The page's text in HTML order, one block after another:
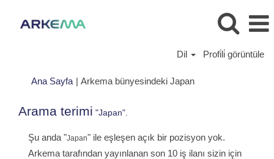
Dil Profi̇li̇ görüntüle
Ana Sayfa | Arkema bünyesindeki Japan(mevcut
Arama terimi "Japan".
Şu anda "Japan" ile eşleşen açık bir pozisyon yok.
Arkema tarafından yayınlanan son 10 iş ilanı sizin için